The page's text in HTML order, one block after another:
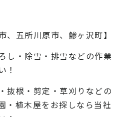
、五所川原市、鯵ヶ沢町】
し・除雪・排雪などの作業
！
抜根・剪定・草刈りなどの
・ 植木屋をお探しなら当社